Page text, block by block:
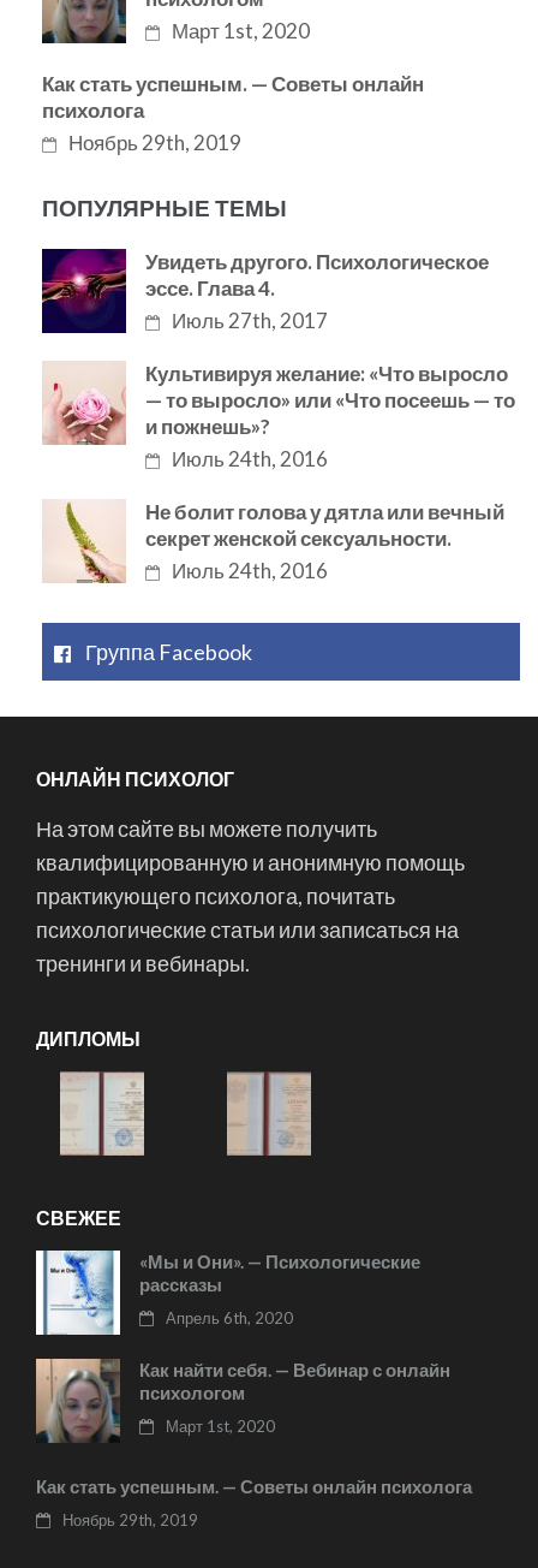
Март 1st, 2020
Как стать успешным. — Советы онлайн
психолога
Ноябрь 29th, 2019
ПОПУЛЯРНЫЕ ТЕМЫ
Увидеть другого. Психологическое
эссе. Глава 4.
Июль 27th, 2017
Культивируя желание: «Что выросло
— то выросло» или «Что посеешь — то
и пожнешь»?
Июль 24th, 2016
Не болит голова у дятла или вечный
секрет женской сексуальности.
Июль 24th, 2016
Группа Facebook
ОНЛАЙН ПСИХОЛОГ
На этом сайте вы можете получить
квалифицированную и анонимную помощь
практикующего психолога, почитать
психологические статьи или записаться на
тренинги и вебинары.
ДИПЛОМЫ
СВЕЖЕЕ
«Мы и Они». — Психологические
рассказы
Апрель 6th, 2020
Как найти себя. — Вебинар с онлайн
психологом
Март 1st, 2020
Как стать успешным. — Советы онлайн психолога
Ноябрь 29th, 2019